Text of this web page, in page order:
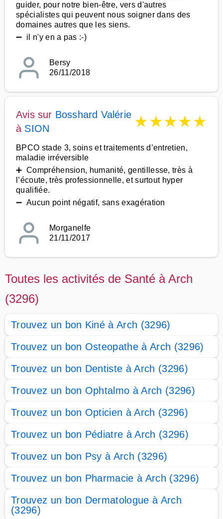
guider, pour notre bien-être, vers d'autres
spécialistes qui peuvent nous soigner dans des
domaines autres que les siens.
➖ il n'y en a pas :-)
Bersy
26/11/2018
Avis sur Bosshard Valérie
à SION ★★★★★
BPCO stade 3, soins et traitements d’entretien,
maladie irréversible
➕ Compréhension, humanité, gentillesse, très à
l’écoute, très professionnelle, et surtout hyper
qualifiée.
➖ Aucun point négatif, sans exagération
Morganelfe
21/11/2017
Toutes les activités de Santé à Arch
(3296)
Trouvez un bon Kiné à Arch (3296)
Trouvez un bon Osteopathe à Arch (3296)
Trouvez un bon Dentiste à Arch (3296)
Trouvez un bon Ophtalmo à Arch (3296)
Trouvez un bon Opticien à Arch (3296)
Trouvez un bon Pédiatre à Arch (3296)
Trouvez un bon Psy à Arch (3296)
Trouvez un bon Pharmacie à Arch (3296)
Trouvez un bon Dermatologue à Arch
(3296)